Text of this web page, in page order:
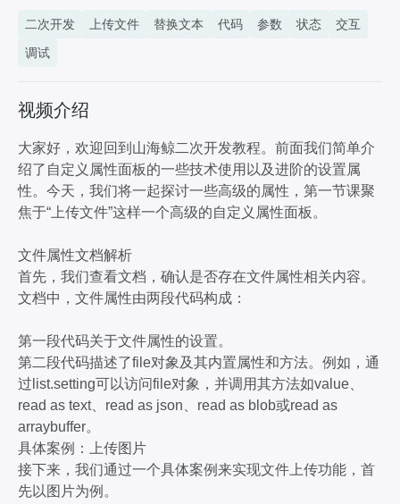
6分20秒
10. 三维计算器交互实现+资产复用
二次开发 上传文件 替换文本 代码 参数 状态
交互
调试
视频介绍
大家好，欢迎回到山海鲸二次开发教程。前面我们简单介
绍了自定义属性面板的一些技术使用以及进阶的设置属
性。今天，我们将一起探讨一些高级的属性，第一节课聚
焦于“上传文件”这样一个高级的自定义属性面板。
文件属性文档解析
首先，我们查看文档，确认是否存在文件属性相关内容。
文档中，文件属性由两段代码构成：
第一段代码关于文件属性的设置。
第二段代码描述了file对象及其内置属性和方法。例如，通
过list.setting可以访问file对象，并调用其方法如value、
read as text、read as json、read as blob或read as
arraybuffer。
具体案例：上传图片
接下来，我们通过一个具体案例来实现文件上传功能，首
先以图片为例。